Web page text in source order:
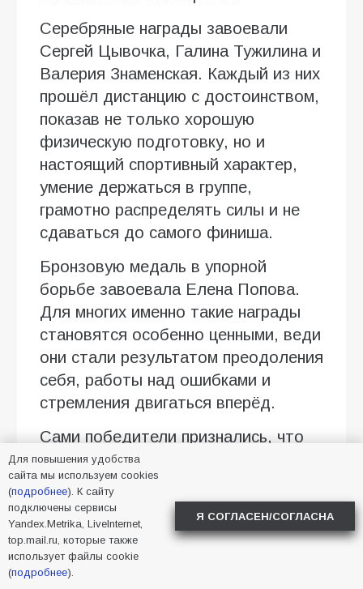
Серебряные награды завоевали
Сергей Цывочка, Галина Тужилина и
Валерия Знаменская. Каждый из них
прошёл дистанцию с достоинством,
показав не только хорошую
физическую подготовку, но и
настоящий спортивный характер,
умение держаться в группе,
грамотно распределять силы и не
сдаваться до самого финиша.
Бронзовую медаль в упорной
борьбе завоевала Елена Попова.
Для многих именно такие награды
становятся особенно ценными, веди
они стали результатом преодоления
себя, работы над ошибками и
стремления двигаться вперёд.
Сами победители признались, что
северная ходьба для них не просто
спорт, а целый стиль жизни.
— Большинство из нас пришли на
занятия, чтобы просто больше
двигаться, а теперь втянулись и
даже не представляют, как раньше
Для повышения удобства
сайта мы используем cookies
(подробнее). К сайту
подключены сервисы
Yandex.Metrika, LiveInternet,
top.mail.ru, которые также
использует файлы cookie
(подробнее).
Я СОГЛАСЕН/СОГЛАСНА